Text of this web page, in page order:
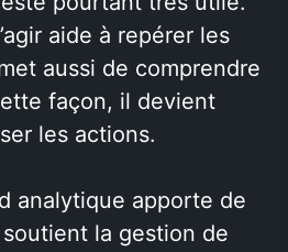
aide à repérer les
aussi de comprendre
façon, il devient
les actions.
analytique apporte de
soutient la gestion de